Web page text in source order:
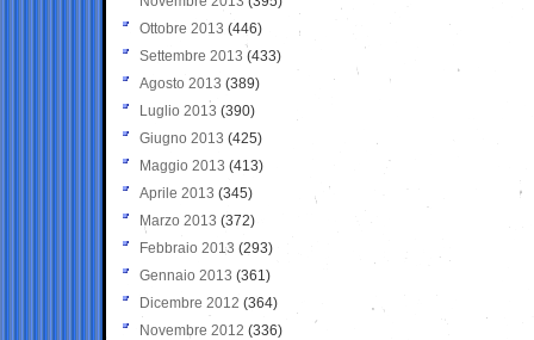
Ottobre 2013 (446)
Settembre 2013 (433)
Agosto 2013 (389)
Luglio 2013 (390)
Giugno 2013 (425)
Maggio 2013 (413)
Aprile 2013 (345)
Marzo 2013 (372)
Febbraio 2013 (293)
Gennaio 2013 (361)
Dicembre 2012 (364)
Novembre 2012 (336)